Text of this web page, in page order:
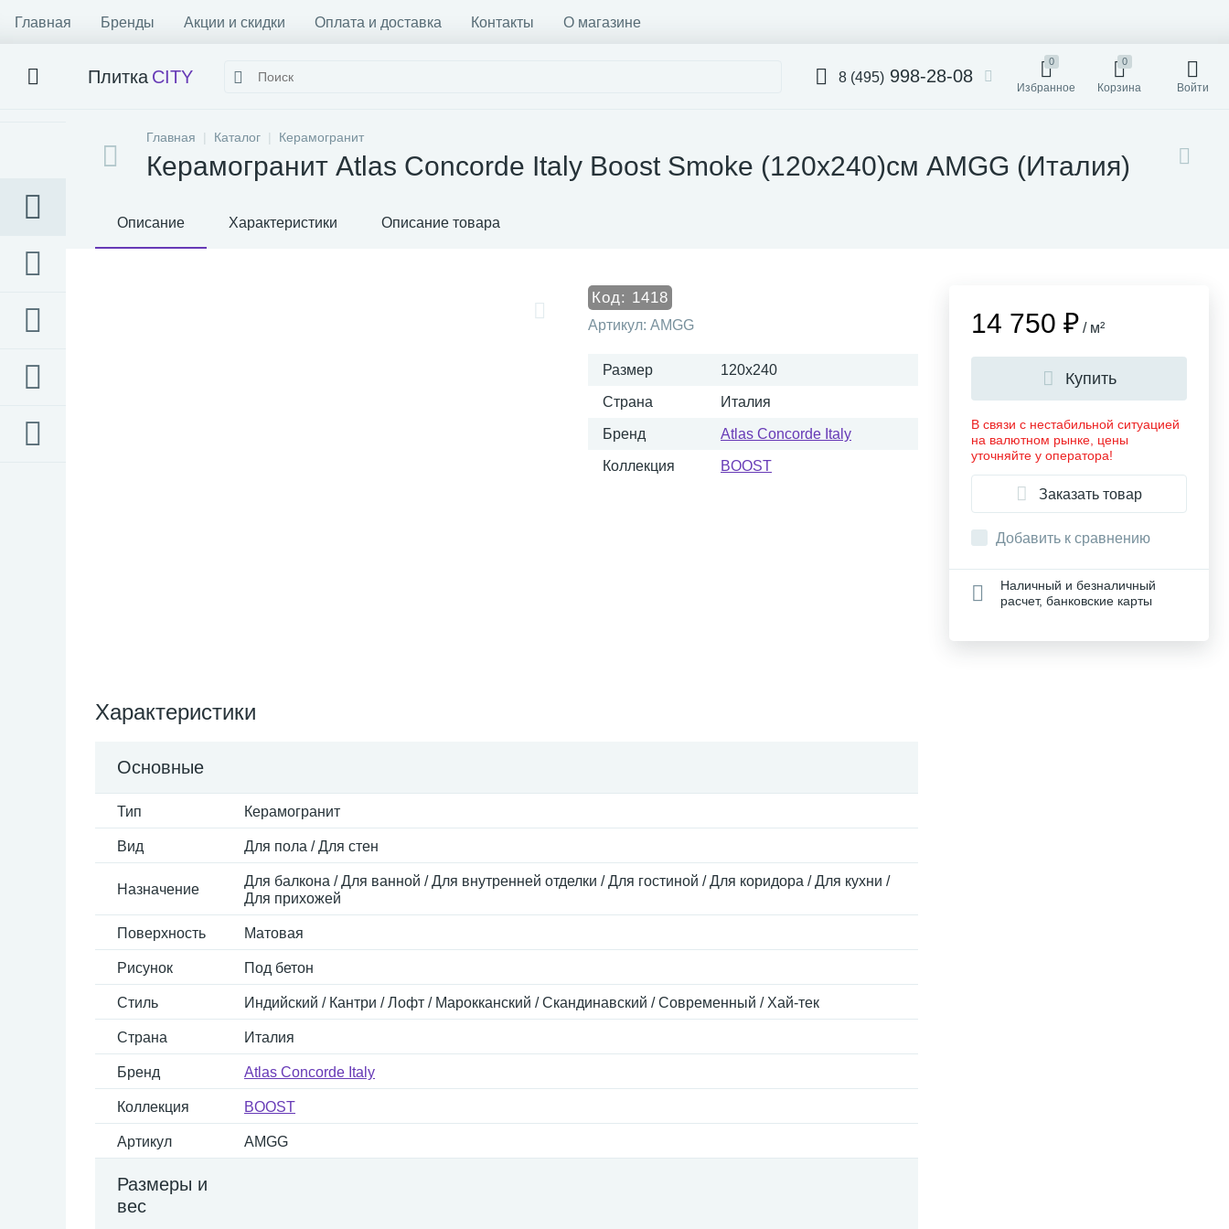
Главная Бренды Акции и скидки Оплата и доставка Контакты О магазине
Плитка CITY 8 (495) 998-28-08
0
Избранное
0
Корзина Войти
Главная Каталог Керамогранит
Керамогранит Atlas Concorde Italy Boost Smoke (120x240)см AMGG (Италия)
Описание Характеристики Описание товара
Код: 1418
Артикул: AMGG
Размер 120x240
Страна Италия
Бренд Atlas Concorde Italy
Коллекция BOOST
Характеристики
Основные
Тип Керамогранит
Вид Для пола / Для стен
Назначение
Для балкона / Для ванной / Для внутренней отделки / Для гостиной / Для коридора / Для кухни /
Для прихожей
Поверхность Матовая
Рисунок Под бетон
Стиль Индийский / Кантри / Лофт / Марокканский / Скандинавский / Современный / Хай-тек
Страна Италия
Бренд Atlas Concorde Italy
Коллекция BOOST
Артикул AMGG
Размеры и
вес
14 750 ₽ / м²
Купить
В связи с нестабильной ситуацией
на валютном рынке, цены
уточняйте у оператора!
Заказать товар
Добавить к сравнению
Наличный и безналичный
расчет, банковские карты